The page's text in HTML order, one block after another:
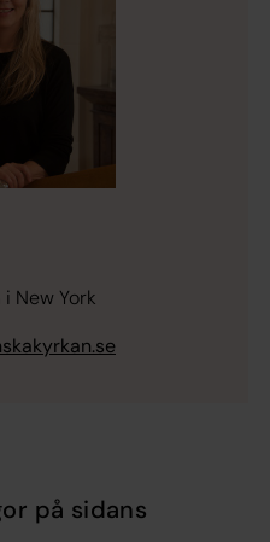
New York
på sidans